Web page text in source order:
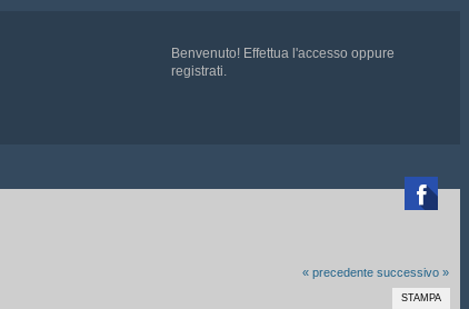
Benvenuto! Effettua l'accesso oppure
registrati.

« precedente successivo »
STAMPA